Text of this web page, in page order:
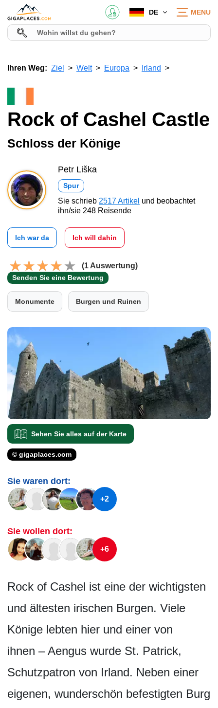
DE MENU
Ihren Weg: Ziel Welt Europa Irland
Rock of Cashel Castle
Schloss der Könige
Petr Liška
Spur
Sie schrieb 2517 Artikel und beobachtet
ihn/sie 248 Reisende
Ich war da Ich will dahin
(1 Auswertung)
Senden Sie eine Bewertung
Monumente Burgen und Ruinen
Sehen Sie alles auf der Karte
© gigaplaces.com
Sie waren dort:
+2
Sie wollen dort:
+6
Rock of Cashel ist eine der wichtigsten
und ältesten irischen Burgen. Viele
Könige lebten hier und einer von
ihnen – Aengus wurde St. Patrick,
Schutzpatron von Irland. Neben einer
eigenen, wunderschön befestigten Burg